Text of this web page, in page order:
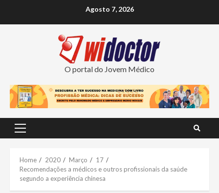
Agosto 7, 2026
O portal do Jovem Médico
Primary
Home 2020 Março
17
Recomendações a médicos e outros profissionais da saúde
segundo a experiência chinesa